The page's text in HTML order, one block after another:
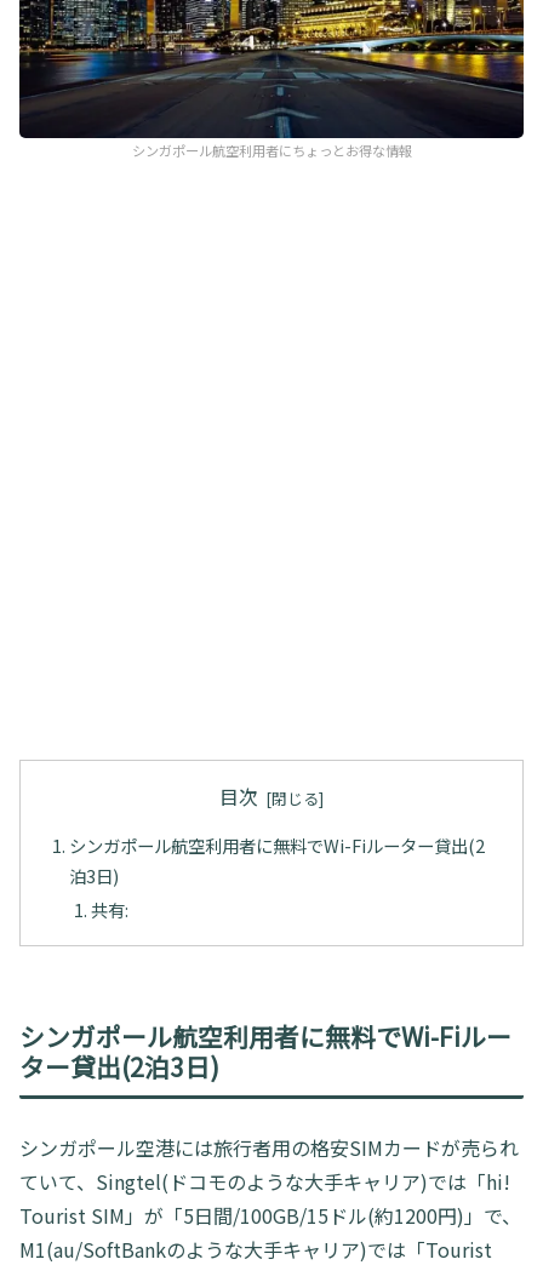
シンガポール航空利用者にちょっとお得な情報
目次
シンガポール航空利用者に無料でWi-Fiルーター貸出(2
泊3日)
共有:
シンガポール航空利用者に無料でWi-Fiルー
ター貸出(2泊3日)
シンガポール空港には旅行者用の格安SIMカードが売られ
ていて、Singtel(ドコモのような大手キャリア)では「hi!
Tourist SIM」が「5日間/100GB/15ドル(約1200円)」で、
M1(au/SoftBankのような大手キャリア)では「Tourist